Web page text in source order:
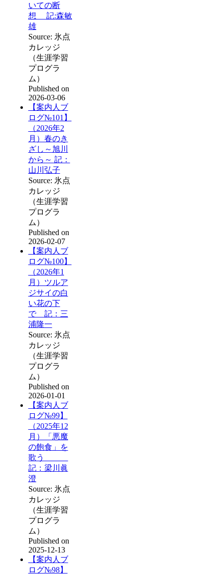
いての断
想 記:森敏
雄
Source: 氷点
カレッジ
（生涯学習
プログラ
ム）
Published on
2026-03-06
【案内人ブ
ログ№101】
（2026年2
月）春のき
ざし～旭川
から～ 記：
山川弘子
Source: 氷点
カレッジ
（生涯学習
プログラ
ム）
Published on
2026-02-07
【案内人ブ
ログ№100】
（2026年1
月）ツルア
ジサイの白
い花の下
で 記：三
浦隆一
Source: 氷点
カレッジ
（生涯学習
プログラ
ム）
Published on
2026-01-01
【案内人ブ
ログ№99】
（2025年12
月）「悪魔
の飽食」を
歌う
記：梁川眞
澄
Source: 氷点
カレッジ
（生涯学習
プログラ
ム）
Published on
2025-12-13
【案内人ブ
ログ№98】